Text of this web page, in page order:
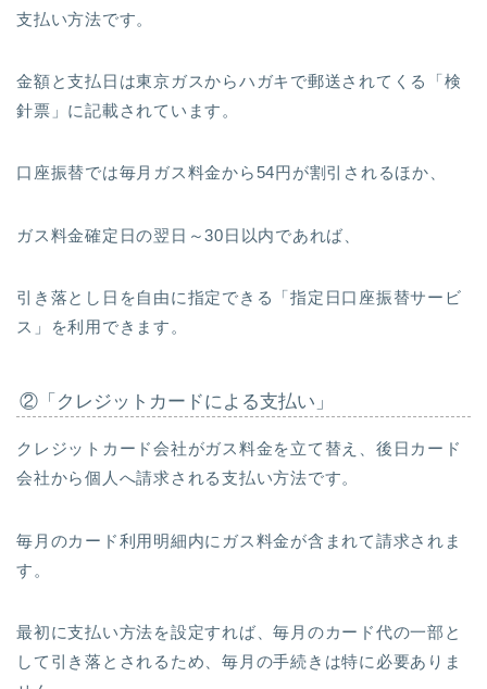
支払い方法です。
金額と支払日は東京ガスからハガキで郵送されてくる「検
針票」に記載されています。
口座振替では毎月ガス料金から54円が割引されるほか、
ガス料金確定日の翌日～30日以内であれば、
引き落とし日を自由に指定できる「指定日口座振替サービ
ス」を利用できます。
②「クレジットカードによる支払い」
クレジットカード会社がガス料金を立て替え、後日カード
会社から個人へ請求される支払い方法です。
毎月のカード利用明細内にガス料金が含まれて請求されま
す。
最初に支払い方法を設定すれば、毎月のカード代の一部と
して引き落とされるため、毎月の手続きは特に必要ありま